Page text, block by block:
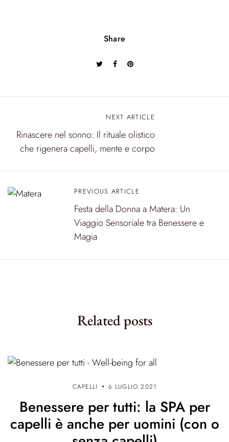
Share
g
t
o
PREVIOUS ARTICLE
Festa della Donna a Matera: Un
Viaggio Sensoriale tra Benessere e
Magia
NEXT ARTICLE
Rinascere nel sonno: Il rituale olistico
che rigenera capelli, mente e corpo
Related posts
CAPELLI 6 LUGLIO 2021
Benessere per tutti: la SPA per
capelli è anche per uomini (con o